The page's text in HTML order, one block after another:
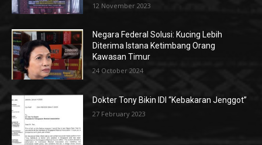
12 November 2023
Negara Federal Solusi: Kucing Lebih
Diterima Istana Ketimbang Orang
Kawasan Timur
24 October 2024
Dokter Tony Bikin IDI “Kebakaran Jenggot”
27 February 2023